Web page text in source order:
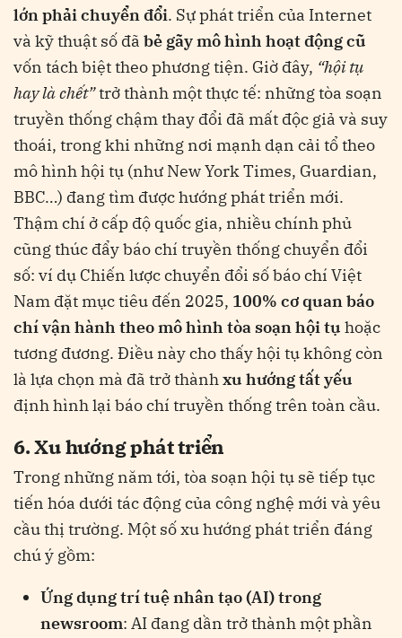
lớn phải chuyển đổi. Sự phát triển của Internet
và kỹ thuật số đã bẻ gãy mô hình hoạt động cũ
vốn tách biệt theo phương tiện. Giờ đây, “hội tụ
hay là chết”trở thành một thực tế: những tòa soạn
truyền thống chậm thay đổi đã mất độc giả và suy
thoái, trong khi những nơi mạnh dạn cải tổ theo
mô hình hội tụ (như New York Times, Guardian,
BBC…) đang tìm được hướng phát triển mới.
Thậm chí ở cấp độ quốc gia, nhiều chính phủ
cũng thúc đẩy báo chí truyền thống chuyển đổi
số: ví dụ Chiến lược chuyển đổi số báo chí Việt
Nam đặt mục tiêu đến 2025, 100% cơ quan báo
chí vận hành theo mô hình tòa soạn hội tụ hoặc
tương đương​. Điều này cho thấy hội tụ không còn
là lựa chọn mà đã trở thành xu hướng tất yếu
định hình lại báo chí truyền thống trên toàn cầu.
6. Xu hướng phát triển
Trong những năm tới, tòa soạn hội tụ sẽ tiếp tục
tiến hóa dưới tác động của công nghệ mới và yêu
cầu thị trường. Một số xu hướng phát triển đáng
chú ý gồm:
Ứng dụng trí tuệ nhân tạo (AI) trong
newsroom: AI đang dần trở thành một phần